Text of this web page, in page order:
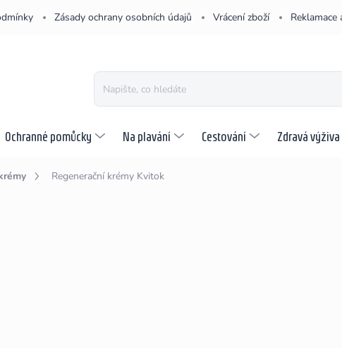
Zásady ochrany osobních údajů Vrácení zboží Reklamace
Ochranné pomůcky Na plavání Cestování Zdravá výživa
Regenerační krémy Kvitok